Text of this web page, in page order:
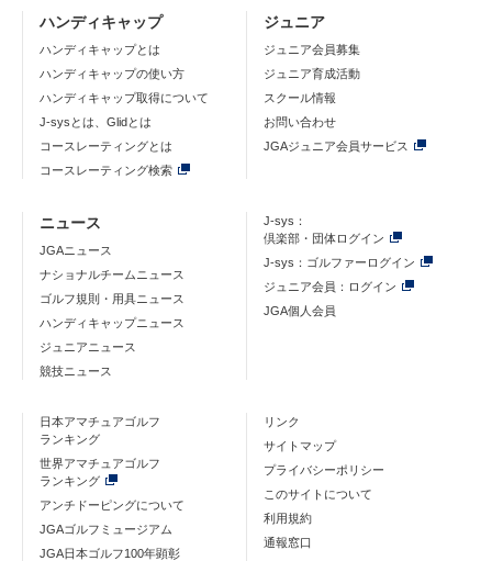
ハンディキャップ
ハンディキャップとは
ハンディキャップの使い方
ハンディキャップ取得について
J-sysとは、Glidとは
コースレーティングとは
コースレーティング検索
ジュニア
ジュニア会員募集
ジュニア育成活動
スクール情報
お問い合わせ
JGAジュニア会員サービス
ニュース
JGAニュース
ナショナルチームニュース
ゴルフ規則・用具ニュース
ハンディキャップニュース
ジュニアニュース
競技ニュース
J-sys：
倶楽部・団体ログイン
J-sys：ゴルファーログイン
ジュニア会員：ログイン
JGA個人会員
日本アマチュアゴルフ
ランキング
世界アマチュアゴルフ
ランキング
アンチドーピングについて
JGAゴルフミュージアム
JGA日本ゴルフ100年顕彰
リンク
サイトマップ
プライバシーポリシー
このサイトについて
利用規約
通報窓口